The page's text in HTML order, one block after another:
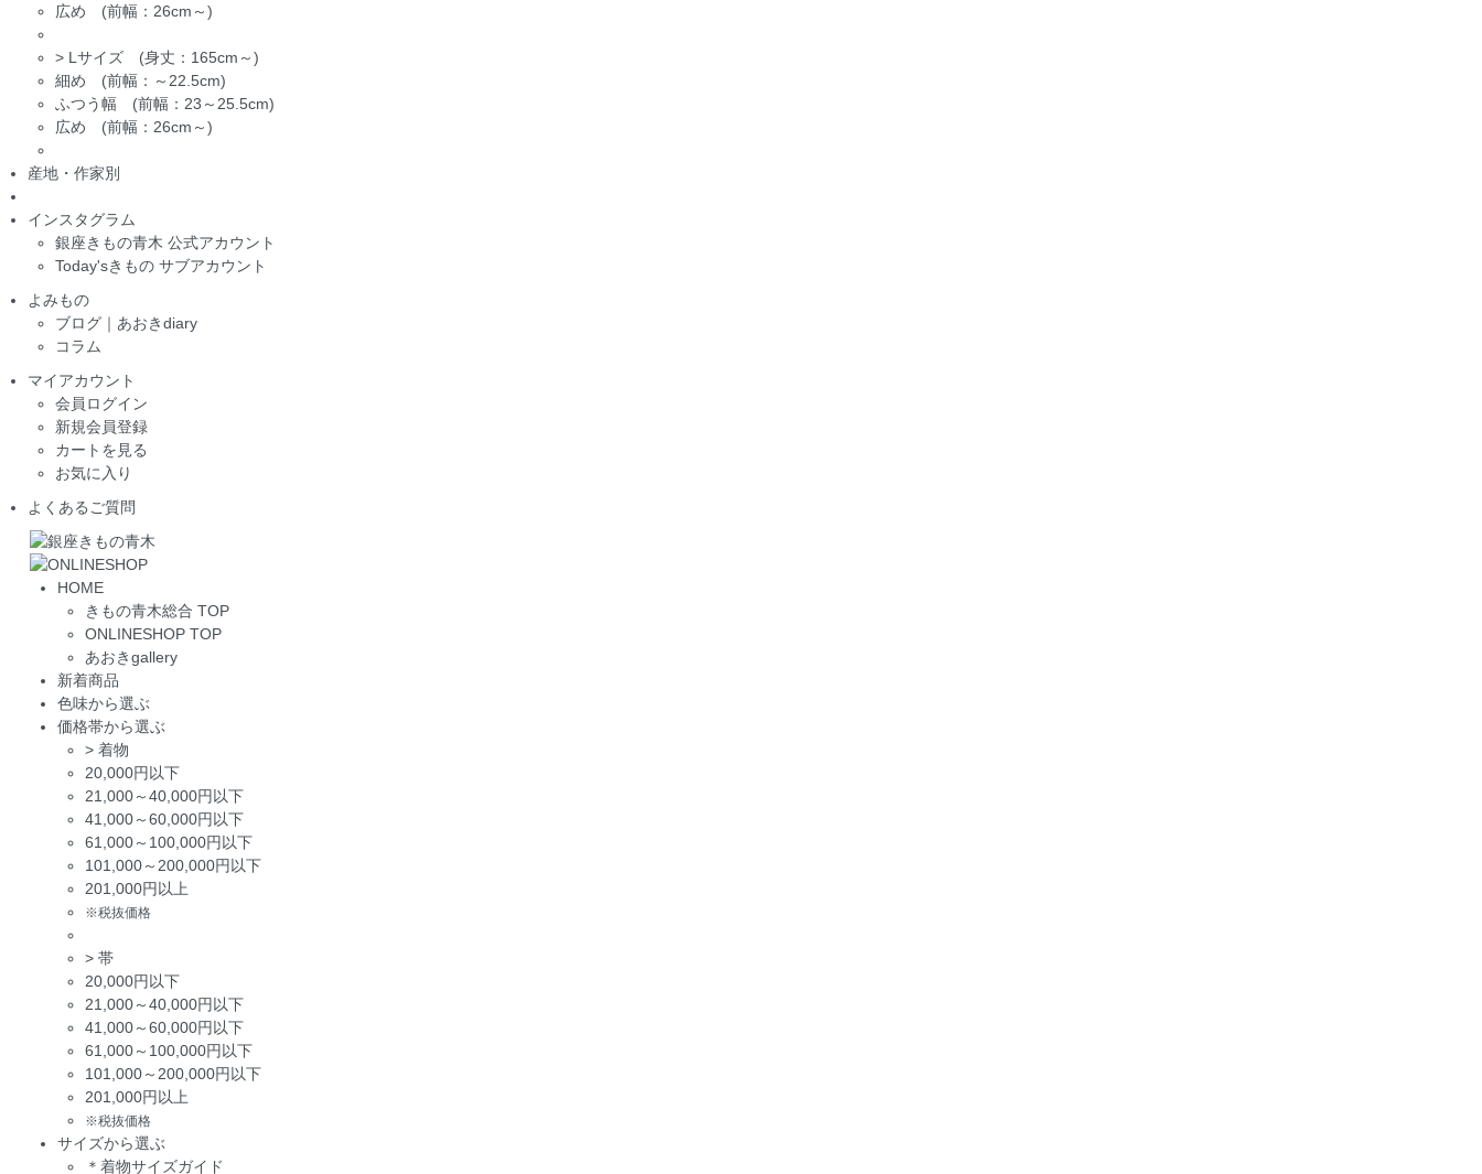
広め (前幅：26cm～)
> Lサイズ (身丈：165cm～)
細め (前幅：～22.5cm)
ふつう幅 (前幅：23～25.5cm)
広め (前幅：26cm～)
産地・作家別
インスタグラム
銀座きもの青木 公式アカウント
Today'sきもの サブアカウント
よみもの
ブログ｜あおきdiary
コラム
マイアカウント
会員ログイン
新規会員登録
カートを見る
お気に入り
よくあるご質問
HOME
きもの青木総合 TOP
ONLINESHOP TOP
あおきgallery
新着商品
色味から選ぶ
価格帯から選ぶ
> 着物
20,000円以下
21,000～40,000円以下
41,000～60,000円以下
61,000～100,000円以下
101,000～200,000円以下
201,000円以上
※税抜価格
> 帯
20,000円以下
21,000～40,000円以下
41,000～60,000円以下
61,000～100,000円以下
101,000～200,000円以下
201,000円以上
※税抜価格
サイズから選ぶ
＊着物サイズガイド